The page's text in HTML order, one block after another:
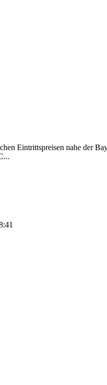
Eintrittspreisen nahe der